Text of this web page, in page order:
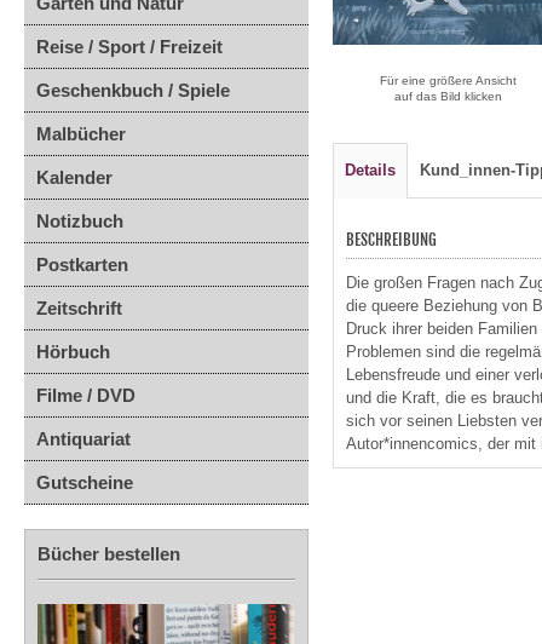
Reise / Sport / Freizeit
Geschenkbuch / Spiele
Malbücher
Kalender
Notizbuch
Postkarten
Zeitschrift
Hörbuch
Filme / DVD
Antiquariat
Gutscheine
Bücher bestellen
Für eine größere Ansicht
auf das Bild klicken
Details Kund_innen-
BESCHREIBUNG
Die großen Fragen nach
die queere Beziehung von
Druck ihrer beiden
Problemen sind die
Lebensfreude und einer
und die Kraft, die es
sich vor seinen Liebsten
Autor*innencomics, der mit